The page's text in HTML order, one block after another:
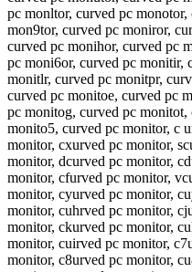
pc monltor, curved pc
mon9tor, curved pc moniror,
curved pc monihor, curved pc
pc moni6or, curved pc monitir,
monitlr, curved pc monitpr,
curved pc monitoe, curved pc
pc monitog, curved pc
monito5, curved pc monitor, c
monitor, cxurved pc monitor,
monitor, dcurved pc monitor,
monitor, cfurved pc monitor,
monitor, cyurved pc monitor,
monitor, cuhrved pc monitor,
monitor, ckurved pc monitor,
monitor, cuirved pc monitor,
monitor, c8urved pc monitor,